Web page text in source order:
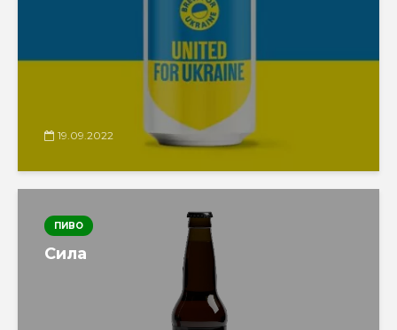
19.09.2022
ПИВО
Сила